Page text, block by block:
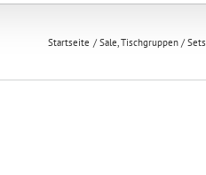
Startseite Sale Tischgruppen / Sets